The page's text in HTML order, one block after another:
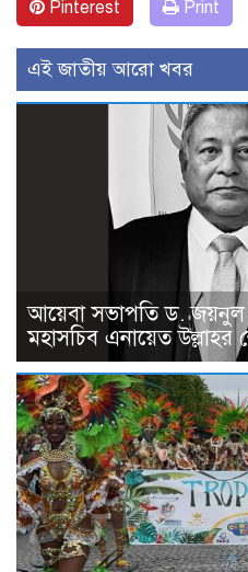
Pinterest Print
এই জাতীয় আরো খবর
আয়েবা সভাপতি ড. জয়নুল
মহাসচিব এনায়েত উল্লাহর